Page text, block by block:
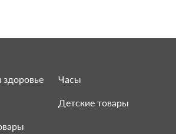
здоровье Часы
Детские товары